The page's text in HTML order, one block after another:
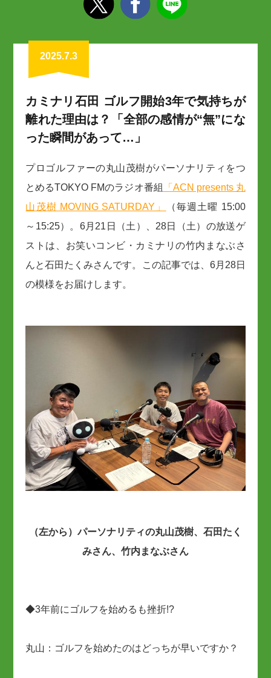
2025.7.3
カミナリ石田 ゴルフ開始3年で気持ちが
離れた理由は？「全部の感情が“無”にな
った瞬間があって…」
プロゴルファーの丸山茂樹がパーソナリティをつ
とめるTOKYO FMのラジオ番組
「ACN presents 丸
山茂樹 MOVING SATURDAY」
（毎週土曜 15:00
～15:25）。6月21日（土）、28日（土）の放送ゲ
ストは、お笑いコンビ・カミナリの竹内まなぶさ
んと石田たくみさんです。この記事では、6月28日
の模様をお届けします。
（左から）パーソナリティの丸山茂樹、石田たく
みさん、竹内まなぶさん
◆3年前にゴルフを始めるも挫折!?
丸山：ゴルフを始めたのはどっちが早いですか？